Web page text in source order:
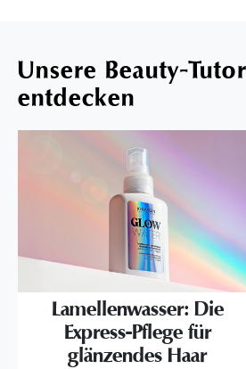
Unsere Beauty-
entdecken
Lamellenwasser: Die
Express-Pflege für
glänzendes Haar